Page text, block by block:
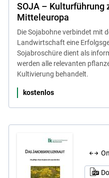
Skip to
SOJA – Kulturführung
Mitteleuropa
Die Sojabohne verbindet mit
Landwirtschaft eine
Sojabroschüre dient als
werden alle relevanten
Kultivierung behandelt.
kostenlos